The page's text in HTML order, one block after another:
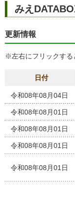
みえ
更新情報
※左右にフリックする
日付
令和08年08月04日
令和08年08月01日
令和08年08月01日
令和08年08月01日
令和08年08月01日